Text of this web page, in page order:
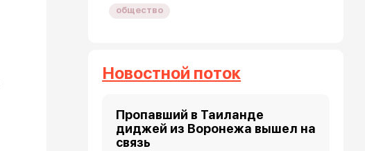
общество
Новостной поток
Пропавший в Таиланде
диджей из Воронежа вышел на
связь